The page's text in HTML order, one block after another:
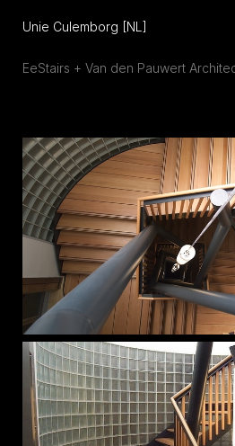
Unie Culemborg [NL]
EeStairs + Van den Pauwert